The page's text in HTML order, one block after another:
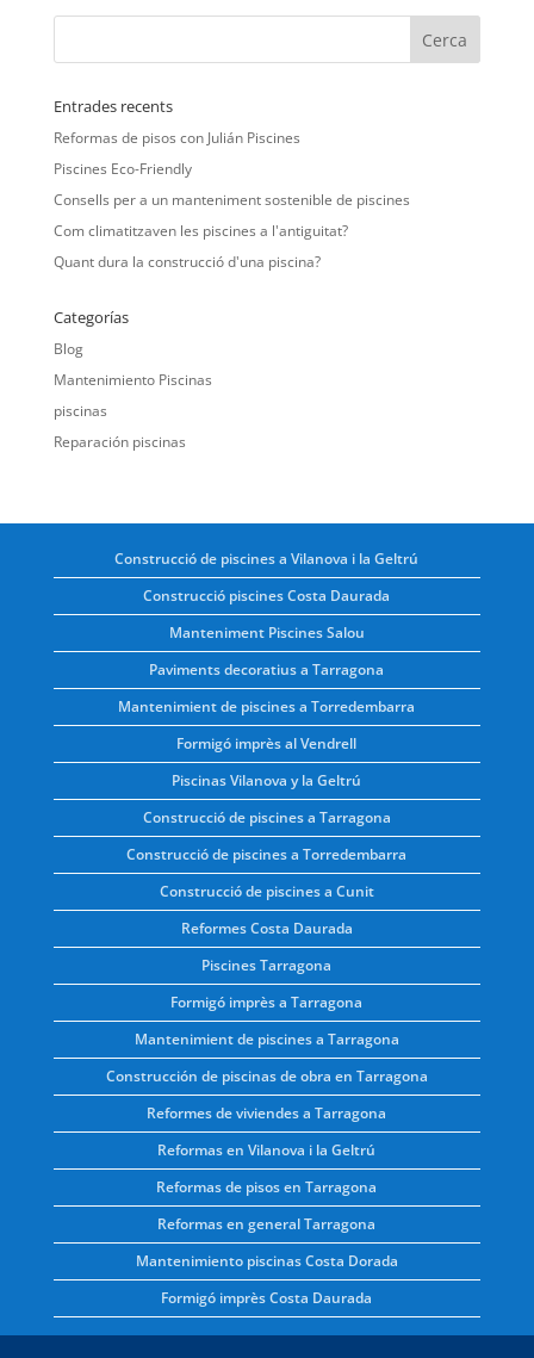
Entrades recents
Reformas de pisos con Julián Piscines
Piscines Eco-Friendly
Consells per a un manteniment sostenible de piscines
Com climatitzaven les piscines a l'antiguitat?
Quant dura la construcció d'una piscina?
Categorías
Blog
Mantenimiento Piscinas
piscinas
Reparación piscinas
Construcció de piscines a Vilanova i la Geltrú
Construcció piscines Costa Daurada
Manteniment Piscines Salou
Paviments decoratius a Tarragona
Mantenimient de piscines a Torredembarra
Formigó imprès al Vendrell
Piscinas Vilanova y la Geltrú
Construcció de piscines a Tarragona
Construcció de piscines a Torredembarra
Construcció de piscines a Cunit
Reformes Costa Daurada
Piscines Tarragona
Formigó imprès a Tarragona
Mantenimient de piscines a Tarragona
Construcción de piscinas de obra en Tarragona
Reformes de viviendes a Tarragona
Reformas en Vilanova i la Geltrú
Reformas de pisos en Tarragona
Reformas en general Tarragona
Mantenimiento piscinas Costa Dorada
Formigó imprès Costa Daurada